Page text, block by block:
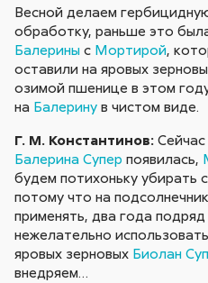
Весной делаем
обработку, раньше это
Балерины с Мортирой,
оставили на яровых
озимой пшенице в этом
на Балерину в чистом виде.
Г. М. Константинов:
Балерина Супер появилась,
будем потихоньку убирать
потому что на
применять, два года подряд
нежелательно
яровых зерновых Биолан
внедряем…